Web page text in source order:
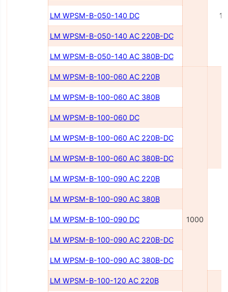
LM WPSM-B-050-140 DC
LM WPSM-B-050-140 AC 220В-DC
LM WPSM-B-050-140 AC 380В-DC
LM WPSM-B-100-060 AC 220В
1000
LM WPSM-B-100-060 AC 380В
LM WPSM-B-100-060 DC
LM WPSM-B-100-060 AC 220В-DC
LM WPSM-B-100-060 AC 380В-DC
LM WPSM-B-100-090 AC 220В
LM WPSM-B-100-090 AC 380В
LM WPSM-B-100-090 DC
LM WPSM-B-100-090 AC 220B-DC
LM WPSM-B-100-090 AC 380B-DC
LM WPSM-B-100-120 AC 220B